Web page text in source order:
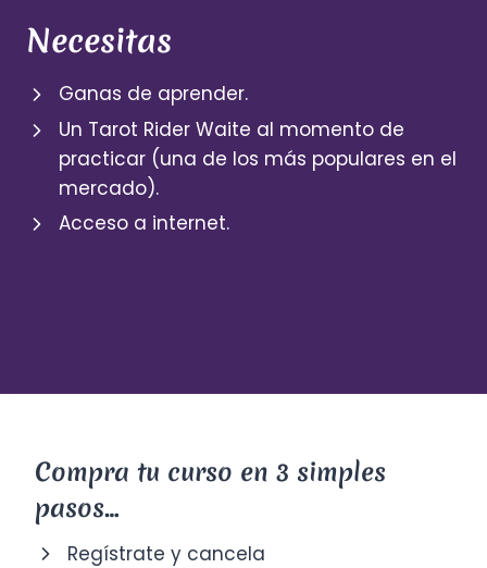
Necesitas
Ganas de aprender.
Un Tarot Rider Waite al momento de
practicar (una de los más populares en el
mercado).
Acceso a internet.
Compra tu curso en 3 simples
pasos…
Regístrate y cancela